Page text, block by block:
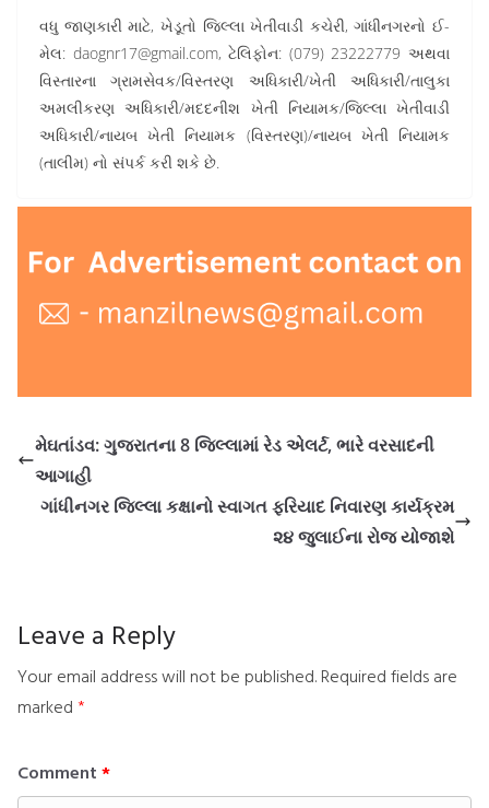
વધુ જાણકારી માટે, ખેડૂતો જિલ્લા ખેતીવાડી કચેરી, ગાંધીનગરનો ઈ-
મેલ: daognr17@gmail.com, ટેલિફોન: (079) 23222779 અથવા
વિસ્તારના ગ્રામસેવક/વિસ્તરણ અધિકારી/ખેતી અધિકારી/તાલુકા
અમલીકરણ અધિકારી/મદદનીશ ખેતી નિયામક/જિલ્લા ખેતીવાડી
અધિકારી/નાયબ ખેતી નિયામક (વિસ્તરણ)/નાયબ ખેતી નિયામક
(તાલીમ) નો સંપર્ક કરી શકે છે.
મેઘતાંડવ: ગુજરાતના 8 જિલ્લામાં રેડ એલર્ટ, ભારે વરસાદની
આગાહી
ગાંધીનગર જિલ્લા કક્ષાનો સ્વાગત ફરિયાદ નિવારણ કાર્યક્રમ
૨૪ જુલાઈના રોજ યોજાશે
Leave a Reply
Your email address will not be published. Required fields are
marked *
Comment *